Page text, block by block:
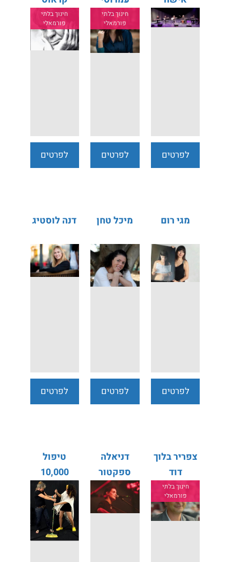
לפרטים
חינוך בלתי
פורמאלי
לפרטים
חינוך בלתי
פורמאלי
לפרטים
מגי רום
לפרטים
מיכל טחן
לפרטים
דנה לוסטיג
לפרטים
צפריר בלוך
דוד
חינוך בלתי
פורמאלי
דניאלה
ספקטור
טיפול
10,000
(ואני רק
רציתי
לכתוב)